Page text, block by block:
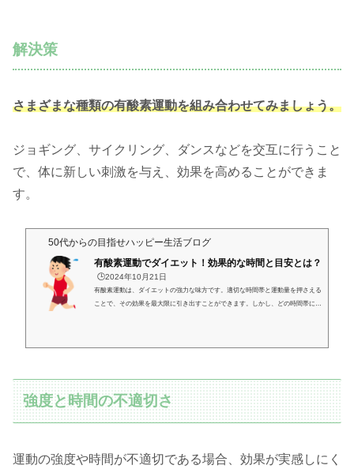
解決策
さまざまな種類の有酸素運動を組み合わせてみましょう。
ジョギング、サイクリング、ダンスなどを交互に行うこと
で、体に新しい刺激を与え、効果を高めることができま
す。
50代からの目指せハッピー生活ブログ
有酸素運動でダイエット！効果的な時間と目安とは？
🕒️2024年10月21日
有酸素運動は、ダイエットの強力な味方です。適切な時間帯と運動量を押さえる
ことで、その効果を最大限に引き出すことができます。しかし、どの時間帯に行
強度と時間の不適切さ
運動の強度や時間が不適切である場合、効果が実感しにく